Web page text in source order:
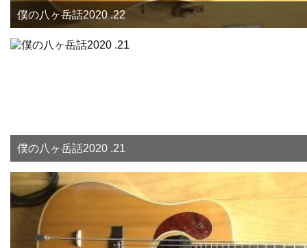
僕の八ヶ岳話2020 .22
僕の八ヶ岳話2020 .21